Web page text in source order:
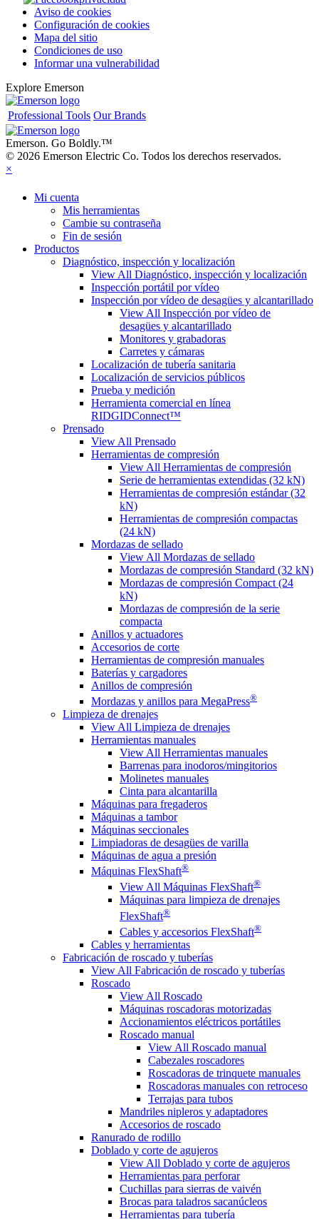
Aviso de cookies
Configuración de cookies
Mapa del sitio
Condiciones de uso
Informar una vulnerabilidad
Explore Emerson
Professional Tools Our Brands
Emerson. Go Boldly.™
© 2026 Emerson Electric Co. Todos los derechos reservados.
×
Mi cuenta
Mis herramientas
Cambie su contraseña
Fin de sesión
Productos
Diagnóstico, inspección y localización
View All Diagnóstico, inspección y localización
Inspección portátil por vídeo
Inspección por vídeo de desagües y alcantarillado
View All Inspección por vídeo de
desagües y alcantarillado
Monitores y grabadoras
Carretes y cámaras
Localización de tubería sanitaria
Localización de servicios públicos
Prueba y medición
Herramienta comercial en línea
RIDGIDConnect™
Prensado
View All Prensado
Herramientas de compresión
View All Herramientas de compresión
Serie de herramientas extendidas (32 kN)
Herramientas de compresión estándar (32
kN)
Herramientas de compresión compactas
(24 kN)
Mordazas de sellado
View All Mordazas de sellado
Mordazas de compresión Standard (32 kN)
Mordazas de compresión Compact (24
kN)
Mordazas de compresión de la serie
compacta
Anillos y actuadores
Accesorios de corte
Herramientas de compresión manuales
Baterías y cargadores
Anillos de compresión
Mordazas y anillos para MegaPress®
Limpieza de drenajes
View All Limpieza de drenajes
Herramientas manuales
View All Herramientas manuales
Barrenas para inodoros/mingitorios
Molinetes manuales
Cinta para alcantarilla
Máquinas para fregaderos
Máquinas a tambor
Máquinas seccionales
Limpiadoras de desagües de varilla
Máquinas de agua a presión
Máquinas FlexShaft®
View All Máquinas FlexShaft®
Máquinas para limpieza de drenajes
FlexShaft®
Cables y accesorios FlexShaft®
Cables y herramientas
Fabricación de roscado y tuberías
View All Fabricación de roscado y tuberías
Roscado
View All Roscado
Máquinas roscadoras motorizadas
Accionamientos eléctricos portátiles
Roscado manual
View All Roscado manual
Cabezales roscadores
Roscadoras de trinquete manuales
Roscadoras manuales con retroceso
Terrajas para tubos
Mandriles nipleros y adaptadores
Accesorios de roscado
Ranurado de rodillo
Doblado y corte de agujeros
View All Doblado y corte de agujeros
Herramientas para perforar
Cuchillas para sierras de vaivén
Brocas para taladros sacanúcleos
Herramientas para tubería